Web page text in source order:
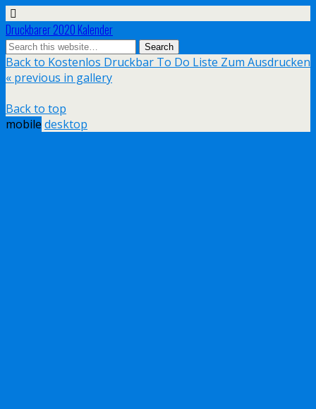
Druckbarer 2020 Kalender
Back to Kostenlos Druckbar To Do Liste Zum Ausdrucken
« previous in gallery
Back to top
mobile desktop